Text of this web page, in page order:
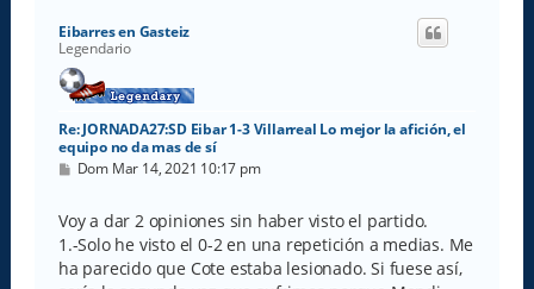
Eibarres en Gasteiz
Legendario
Re: JORNADA27:SD Eibar 1-3 Villarreal Lo mejor la afición, el
equipo no da mas de sí
M
s
a
j
e
Dom Mar 14, 2021 10:17 pm
Voy a dar 2 opiniones sin haber visto el partido.
1.-Solo he visto el 0-2 en una repetición a medias. Me
ha parecido que Cote estaba lesionado. Si fuese así,